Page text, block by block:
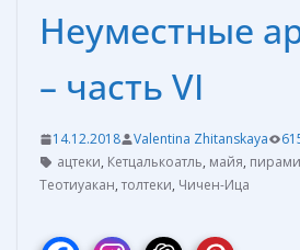
Неуместные
– часть VI
14.12.2018 Valentina Zhitanskaya
ацтеки, Кетцалькоатль, майя,
Теотиуакан, толтеки, Чичен-Ица